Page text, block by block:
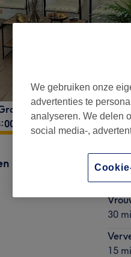
30
15
We gebruiken onze
advertenties te
analyseren. We delen
social media-,